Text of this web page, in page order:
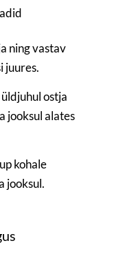
ning vastav
juures.
ostja
jooksul alates
kohale
jooksul.